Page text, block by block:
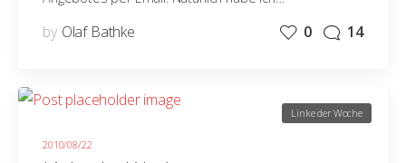
by Olaf Bathke 0 14
2010/08/22
Linke der Woche